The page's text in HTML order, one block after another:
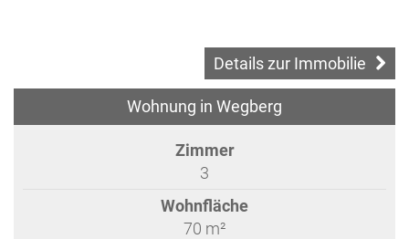
Details zur Immobilie
Wohnung in Wegberg
Zimmer
3
Wohnfläche
70 m²